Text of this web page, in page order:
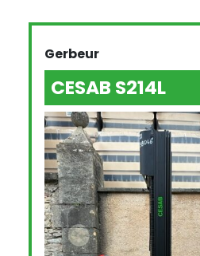
Gerbeur
CESAB S214L